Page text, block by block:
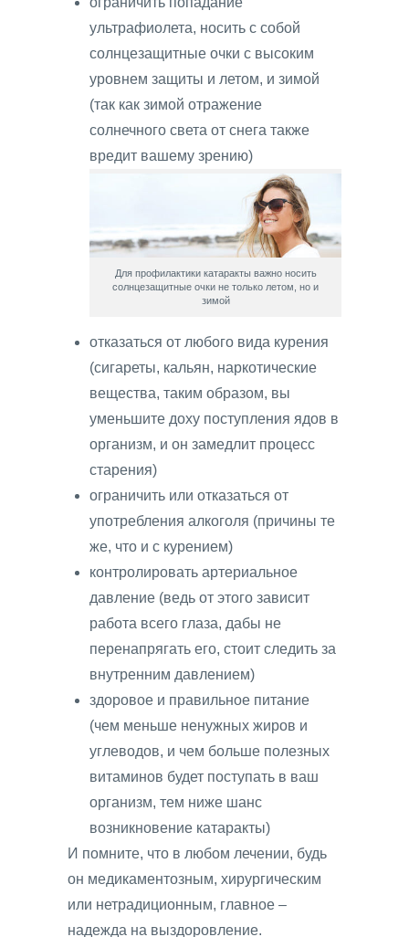
ультрафиолета, носить с собой
солнцезащитные очки с высоким
уровнем защиты и летом, и зимой
(так как зимой отражение
солнечного света от снега также
вредит вашему зрению)
Для профилактики катаракты важно носить
солнцезащитные очки не только летом, но и
зимой
отказаться от любого вида курения
(сигареты, кальян, наркотические
вещества, таким образом, вы
уменьшите доху поступления ядов в
организм, и он замедлит процесс
старения)
ограничить или отказаться от
употребления алкоголя (причины те
же, что и с курением)
контролировать артериальное
давление (ведь от этого зависит
работа всего глаза, дабы не
перенапрягать его, стоит следить за
внутренним давлением)
здоровое и правильное питание
(чем меньше ненужных жиров и
углеводов, и чем больше полезных
витаминов будет поступать в ваш
организм, тем ниже шанс
возникновение катаракты)
И помните, что в любом лечении, будь
он медикаментозным, хирургическим
или нетрадиционным, главное –
надежда на выздоровление.